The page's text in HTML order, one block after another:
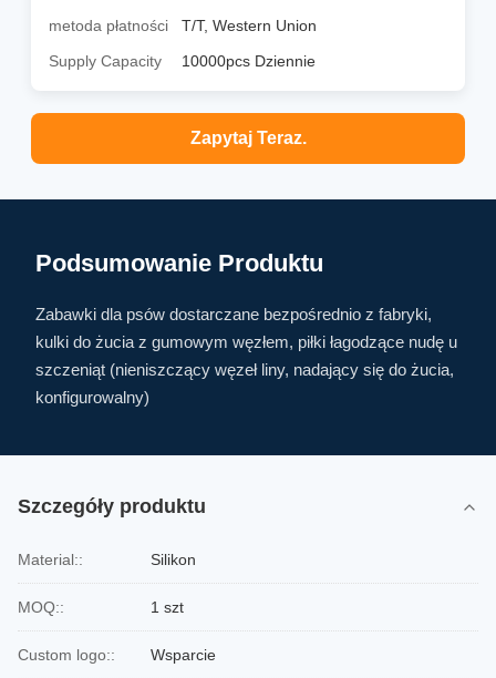
metoda płatności
T/T, Western Union
Supply Capacity
10000pcs Dziennie
Zapytaj Teraz.
Podsumowanie Produktu
Zabawki dla psów dostarczane bezpośrednio z fabryki,
kulki do żucia z gumowym węzłem, piłki łagodzące nudę u
szczeniąt (nieniszczący węzeł liny, nadający się do żucia,
konfigurowalny)
Szczegóły produktu
Material:: Silikon
MOQ:: 1 szt
Custom logo:: Wsparcie